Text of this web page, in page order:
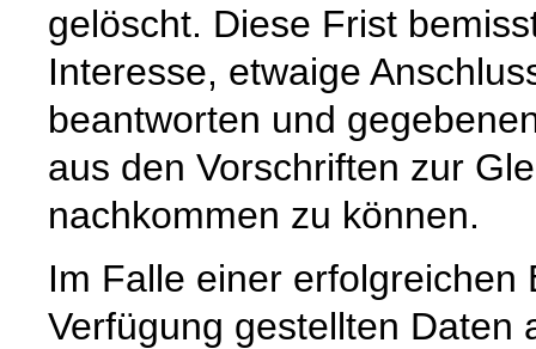
gelöscht. Diese Frist
Interesse, etwaige
beantworten und
aus den Vorschriften zur
nachkommen zu können.
Im Falle einer
Verfügung gestellten Daten